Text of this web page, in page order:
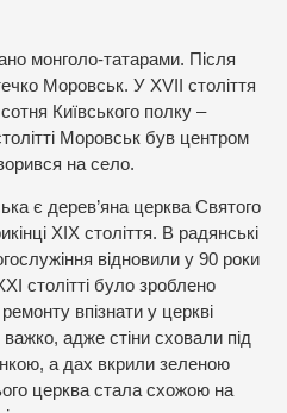
монголо-татарами. Після
Моровськ. У XVII століття
Київського полку –
Моровськ був центром
на село.
є дерев’яна церква Святого
ХІХ століття. В радянські
відновили у 90 роки
столітті було зроблено
впізнати у церкві
адже стіни сховали під
а дах вкрили зеленою
церква стала схожою на